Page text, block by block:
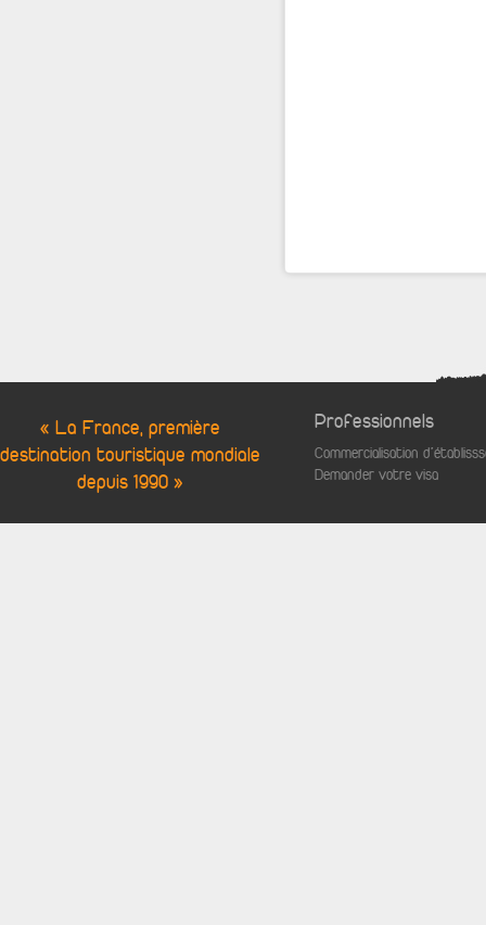
« La France, première
destination touristique mondiale
depuis 1990 »
Professionnels
Commercialisation
Demander votre visa